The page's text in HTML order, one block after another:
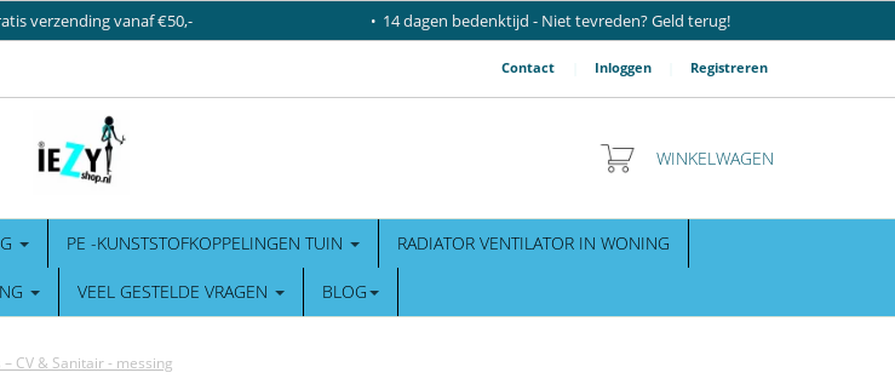
verzending vanaf €50,- 14 dagen bedenktijd - Niet tevreden? Geld terug!
Contact Inloggen Registreren
WINKELWAGEN
PE -KUNSTSTOFKOPPELINGEN TUIN RADIATOR VENTILATOR IN WONING
VEEL GESTELDE VRAGEN BLOG
CV & Sanitair - messing